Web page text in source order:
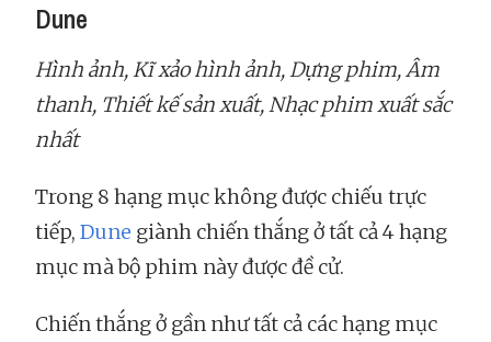
Dune
Hình ảnh, Kĩ xảo hình ảnh, Dựng phim, Âm
thanh, Thiết kế sản xuất, Nhạc phim xuất sắc
nhất
Trong 8 hạng mục không được chiếu trực
tiếp, Dune giành chiến thắng ở tất cả 4 hạng
mục mà bộ phim này được đề cử.
Chiến thắng ở gần như tất cả các hạng mục